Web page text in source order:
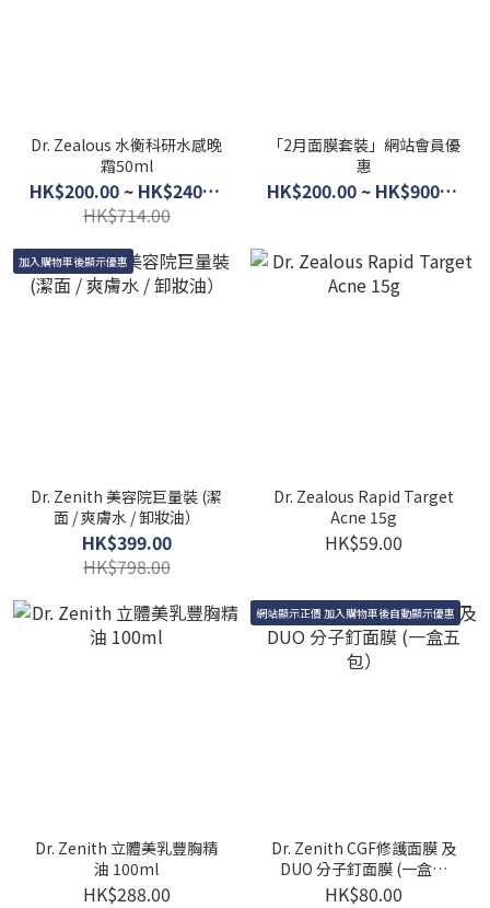
Dr. Zealous 水衡科研水感晚
霜50ml
HK$200.00 ~ HK$240.00
HK$714.00
「2月面膜套裝」網站會員優
惠
HK$200.00 ~ HK$900.00
加入購物車後顯示優惠
Dr. Zenith 美容院巨量裝 (潔
面 / 爽膚水 / 卸妝油）
HK$399.00
HK$798.00
Dr. Zealous Rapid Target
Acne 15g
HK$59.00
Dr. Zenith 立體美乳豐胸精
油 100ml
HK$288.00
網站顯示正價 加入購物車後自動顯示優惠
Dr. Zenith CGF修護面膜 及
DUO 分子釘面膜 (一盒五
包）
HK$80.00